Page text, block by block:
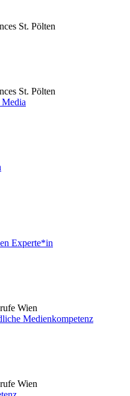
St. Pölten
St. Pölten
Experte*in
Wien
Medienkompetenz
Wien